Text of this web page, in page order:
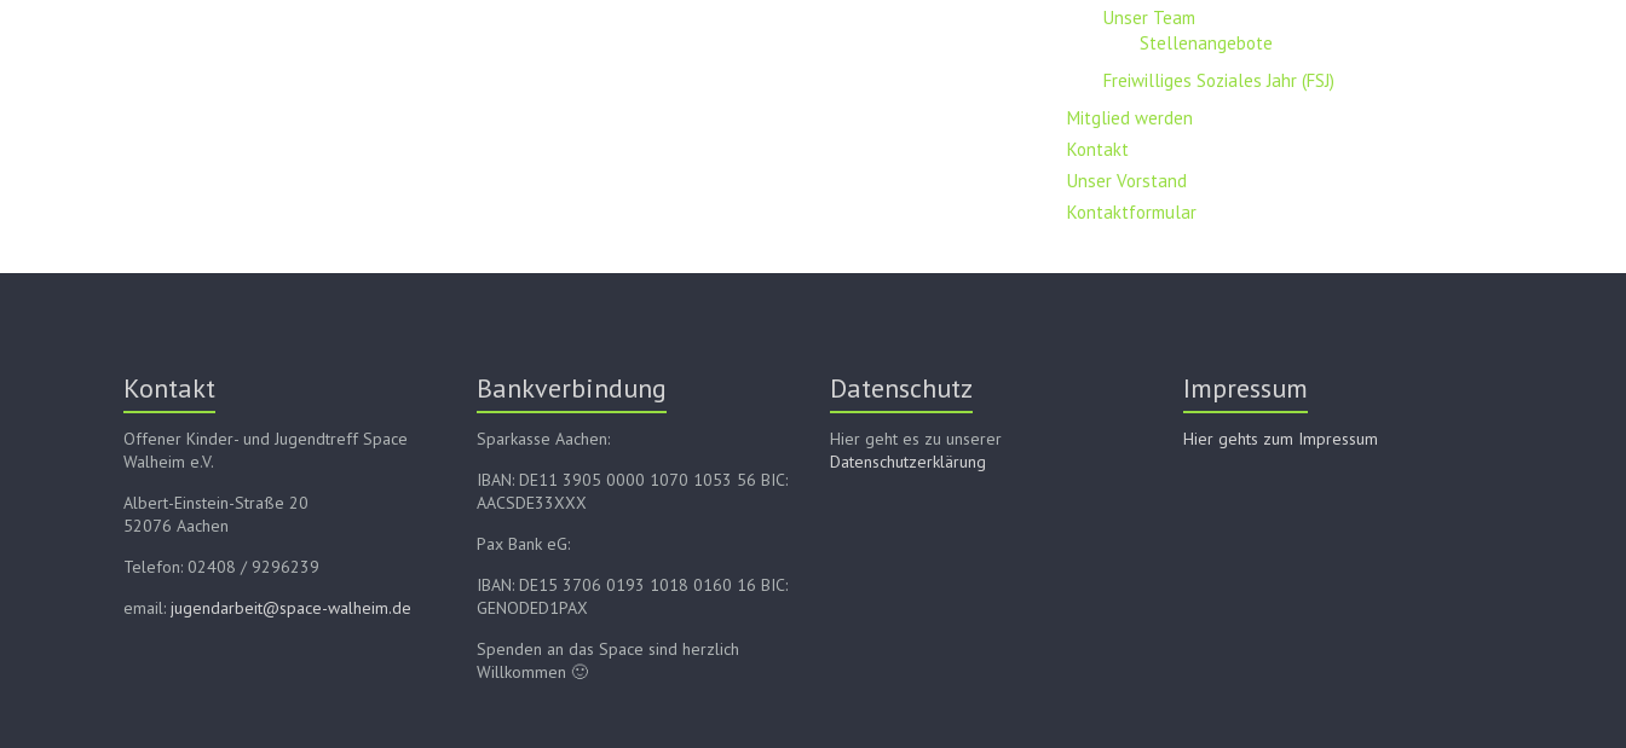
Unser Team
Stellenangebote
Freiwilliges Soziales Jahr (FSJ)
Mitglied werden
Kontakt
Unser Vorstand
Kontaktformular
Kontakt
Offener Kinder- und Jugendtreff Space
Walheim e.V.
Albert-Einstein-Straße 20
52076 Aachen
Telefon: 02408 / 9296239
email: jugendarbeit@space-walheim.de
Bankverbindung
Sparkasse Aachen:
IBAN: DE11 3905 0000 1070 1053 56 BIC:
AACSDE33XXX
Pax Bank eG:
IBAN: DE15 3706 0193 1018 0160 16 BIC:
GENODED1PAX
Spenden an das Space sind herzlich
Willkommen 🙂
Datenschutz
Hier geht es zu unserer
Datenschutzerklärung
Impressum
Hier gehts zum Impressum